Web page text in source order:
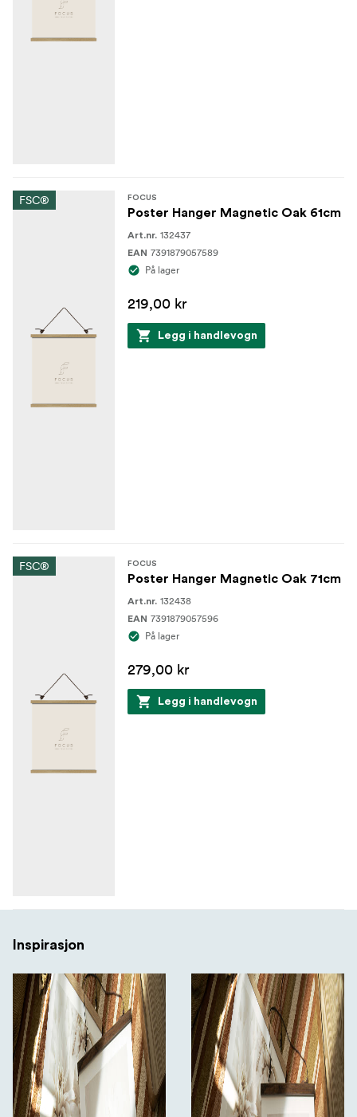
FSC® FOCUS
Poster Hanger Magnetic Oak 61cm
Art.nr. 132437
EAN 7391879057589
På lager
219,00 kr
Legg i handlevogn
FSC® FOCUS
Poster Hanger Magnetic Oak 71cm
Art.nr. 132438
EAN 7391879057596
På lager
279,00 kr
Legg i handlevogn
Inspirasjon